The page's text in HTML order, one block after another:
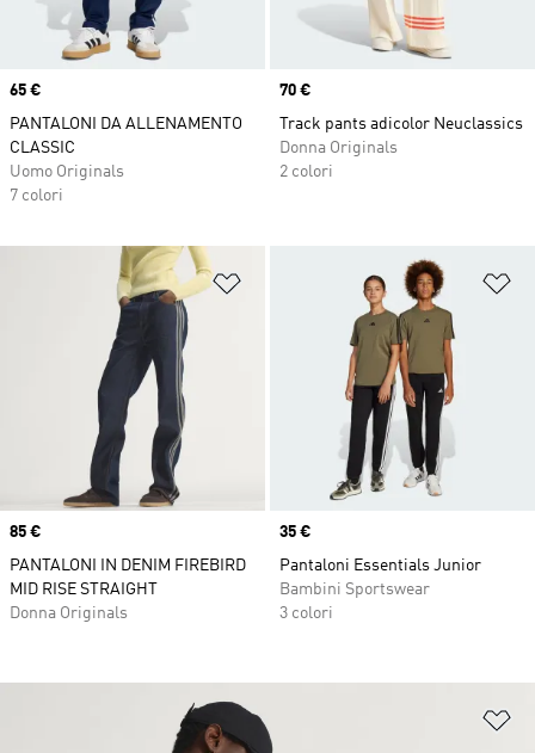
Price
65 €
PANTALONI DA ALLENAMENTO
CLASSIC
Uomo Originals
7 colori
Price
70 €
Track pants adicolor Neuclassics
Donna Originals
2 colori
Aggiungi alla lista dei desideri
Price
85 €
PANTALONI IN DENIM FIREBIRD
MID RISE STRAIGHT
Donna Originals
Price
35 €
Pantaloni Essentials Junior
Bambini Sportswear
3 colori